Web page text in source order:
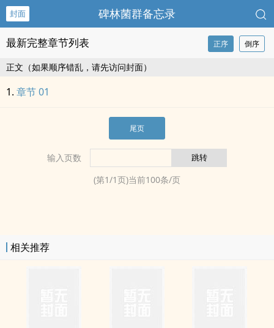
封面 碑林菌群备忘录
最新完整章节列表 正序 倒序
正文（如果顺序错乱，请先访问封面）
章节 01
尾页
输入页数
(第1/1页)当前100条/页
相关推荐